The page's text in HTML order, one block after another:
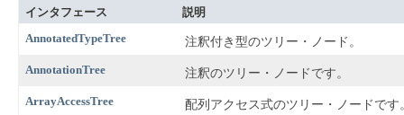
インタフェース
説明
AnnotatedTypeTree
注釈付き型のツリー・ノード。
AnnotationTree 注釈のツリー・ノードです。
ArrayAccessTree 配列アクセス式のツリー・ノードです